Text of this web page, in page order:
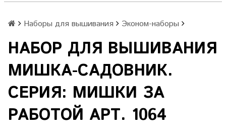
Наборы для вышивания Эконом-наборы
НАБОР ДЛЯ ВЫШИВАНИЯ
МИШКА-САДОВНИК.
СЕРИЯ: МИШКИ ЗА
РАБОТОЙ АРТ. 1064